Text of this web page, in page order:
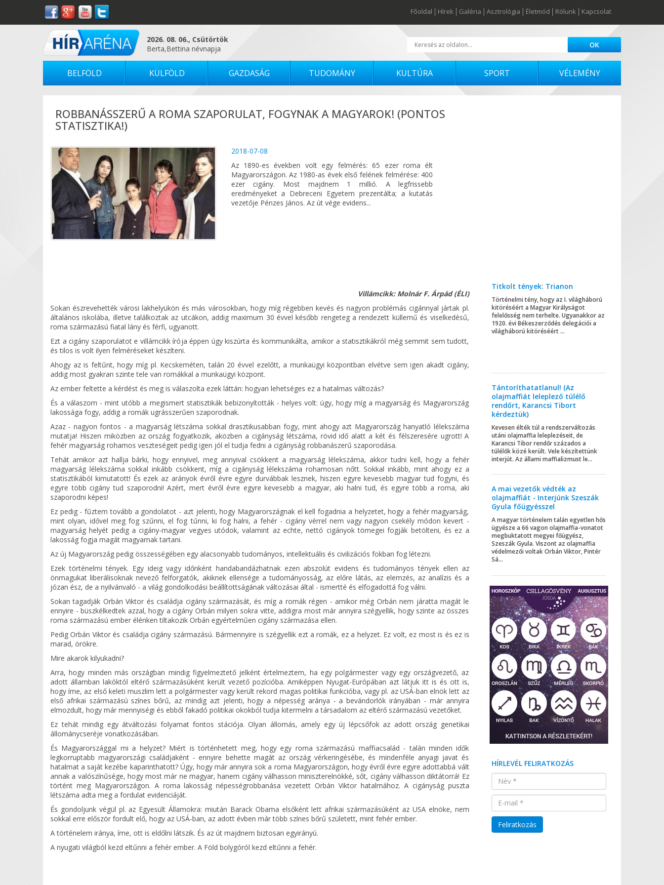
Főoldal Hírek Galéria Asztrológia Életmód Rólunk Kapcsolat
2026. 08. 06., Csütörtök
Berta,Bettina névnapja
BELFÖLD KÜLFÖLD GAZDASÁG TUDOMÁNY KULTÚRA SPORT VÉLEMÉNY
ROBBANÁSSZERŰ A ROMA SZAPORULAT, FOGYNAK A MAGYAROK! (PONTOS
STATISZTIKA!)
2018-07-08
Az 1890-es években volt egy felmérés: 65 ezer roma élt
Magyarországon. Az 1980-as évek első felének felmérése: 400
ezer cigány. Most majdnem 1 millió. A legfrissebb
eredményeket a Debreceni Egyetem prezentálta; a kutatás
vezetője Pénzes János. Az út vége evidens...
Villámcikk: Molnár F. Árpád (ÉLI)
Sokan észrevehették városi lakhelyükön és más városokban, hogy míg régebben kevés és nagyon problémás cigánnyal jártak pl.
általános iskolába, illetve találkoztak az utcákon, addig maximum 30 évvel később rengeteg a rendezett küllemű és viselkedésű,
roma származású fiatal lány és férfi, ugyanott.
Ezt a cigány szaporulatot e villámcikk írója éppen úgy kiszúrta és kommunikálta, amikor a statisztikákról még semmit sem tudott,
és tilos is volt ilyen felméréseket készíteni.
Ahogy az is feltűnt, hogy míg pl. Kecskeméten, talán 20 évvel ezelőtt, a munkaügyi központban elvétve sem igen akadt cigány,
addig most gyakran szinte tele van romákkal a munkaügyi központ.
Az ember feltette a kérdést és meg is válaszolta ezek láttán: hogyan lehetséges ez a hatalmas változás?
És a válaszom - mint utóbb a megismert statisztikák bebizonyították - helyes volt: úgy, hogy míg a magyarság és Magyarország
lakossága fogy, addig a romák ugrásszerűen szaporodnak.
Azaz - nagyon fontos - a magyarság létszáma sokkal drasztikusabban fogy, mint ahogy azt Magyarország hanyatló lélekszáma
mutatja! Hiszen miközben az ország fogyatkozik, aközben a cigányság létszáma, rövid idő alatt a két és félszeresére ugrott! A
fehér magyarság rohamos veszteségeit pedig igen jól el tudja fedni a cigányság robbanászerű szaporodása.
Tehát amikor azt hallja bárki, hogy ennyivel, meg annyival csökkent a magyarság lélekszáma, akkor tudni kell, hogy a fehér
magyarság lélekszáma sokkal inkább csökkent, míg a cigányság lélekszáma rohamosan nőtt. Sokkal inkább, mint ahogy ez a
statisztikából kimutatott! És ezek az arányok évről évre egyre durvábbak lesznek, hiszen egyre kevesebb magyar tud fogyni, és
egyre több cigány tud szaporodni! Azért, mert évről évre egyre kevesebb a magyar, aki halni tud, és egyre több a roma, aki
szaporodni képes!
Ez pedig - fűztem tovább a gondolatot - azt jelenti, hogy Magyarországnak el kell fogadnia a helyzetet, hogy a fehér magyarság,
mint olyan, idővel meg fog szűnni, el fog tűnni, ki fog halni, a fehér - cigány vérrel nem vagy nagyon csekély módon kevert -
magyarság helyét pedig a cigány-magyar vegyes utódok, valamint az echte, nettó cigányok tömegei fogják betölteni, és ez a
lakosság fogja magát magyarnak tartani.
Az új Magyarország pedig összességében egy alacsonyabb tudományos, intellektuális és civilizációs fokban fog létezni.
Ezek történelmi tények. Egy ideig vagy időnként handabandázhatnak ezen abszolút evidens és tudományos tények ellen az
önmagukat liberálisoknak nevező felforgatók, akiknek ellensége a tudományosság, az előre látás, az elemzés, az analízis és a
józan ész, de a nyilvánvaló - a világ gondolkodási beállítottságának változásai által - ismertté és elfogadottá fog válni.
Sokan tagadják Orbán Viktor és családja cigány származását, és míg a romák régen - amikor még Orbán nem járatta magát le
ennyire - büszkélkedtek azzal, hogy a cigány Orbán milyen sokra vitte, addigra most már annyira szégyellik, hogy szinte az összes
roma származású ember élénken tiltakozik Orbán egyértelműen cigány származása ellen.
Pedig Orbán Viktor és családja cigány származású. Bármennyire is szégyellik ezt a romák, ez a helyzet. Ez volt, ez most is és ez is
marad, örökre.
Mire akarok kilyukadni?
Arra, hogy minden más országban mindig figyelmeztető jelként értelmeztem, ha egy polgármester vagy egy országvezető, az
adott államban lakóktól eltérő származásúként került vezető pozícióba. Amiképpen Nyugat-Európában azt látjuk itt is és ott is,
hogy íme, az első keleti muszlim lett a polgármester vagy került rekord magas politikai funkcióba, vagy pl. az USÁ-ban elnök lett az
első afrikai származású színes bőrű, az mindig azt jelenti, hogy a népesség aránya - a bevándorlók irányában - már annyira
elmozdult, hogy már mennyiségi és ebből fakadó politikai okokból tudja kitermelni a társadalom az eltérő származású vezetőket.
Ez tehát mindig egy átváltozási folyamat fontos stációja. Olyan állomás, amely egy új lépcsőfok az adott ország genetikai
állománycseréje vonatkozásában.
És Magyarországgal mi a helyzet? Miért is történhetett meg, hogy egy roma származású maffiacsalád - talán minden idők
legkorruptabb magyarországi családjaként - ennyire behette magát az ország vérkeringésébe, és mindenféle anyagi javat és
hatalmat a saját kezébe kaparinthatott? Úgy, hogy már annyira sok a roma Magyarországon, hogy évről évre egyre adottabbá vált
annak a valószínűsége, hogy most már ne magyar, hanem cigány válhasson miniszterelnökké, sőt, cigány válhasson diktátorrá! Ez
történt meg Magyarországon. A roma lakosság népességrobbanása vezetett Orbán Viktor hatalmához. A cigányság puszta
létszáma adta meg a fordulat evidenciáját.
És gondoljunk végül pl. az Egyesült Államokra: miután Barack Obama elsőként lett afrikai származásúként az USA elnöke, nem
sokkal erre először fordult elő, hogy az USÁ-ban, az adott évben már több színes bőrű született, mint fehér ember.
A történelem iránya, íme, ott is eldőlni látszik. És az út majdnem biztosan egyirányú.
A nyugati világból kezd eltűnni a fehér ember. A Föld bolygóról kezd eltűnni a fehér.
Titkolt tények: Trianon
Történelmi tény, hogy az I. világháború
kitöréséért a Magyar Királyságot
felelősség nem terhelte. Ugyanakkor az
1920. évi Békeszerződés delegációi a
világháború kitöréséért ...
Tántoríthatatlanul! (Az
olajmaffiát leleplező túlélő
rendőrt, Karancsi Tibort
kérdeztük)
Kevesen élték túl a rendszerváltozás
utáni olajmaffia leleplezéseit, de
Karancsi Tibor rendőr százados a
túlélők közé került. Vele készítettünk
interjút. Az állami maffializmust le...
A mai vezetők védték az
olajmaffiát - Interjúnk Szeszák
Gyula főügyésszel
A magyar történelem talán egyetlen hős
ügyésze a 66 vagon olajmaffia-vonatot
megbuktatott megyei főügyész,
Szeszák Gyula. Viszont az olajmaffia
védelmezői voltak Orbán Viktor, Pintér
Sá...
HÍRLEVÉL FELIRATKOZÁS